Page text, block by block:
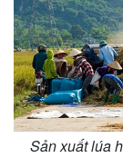
Sản xuất lúa